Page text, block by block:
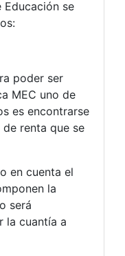
Educación se
poder ser
MEC uno de
es encontrarse
renta que se
en cuenta el
la
será
la cuantía a